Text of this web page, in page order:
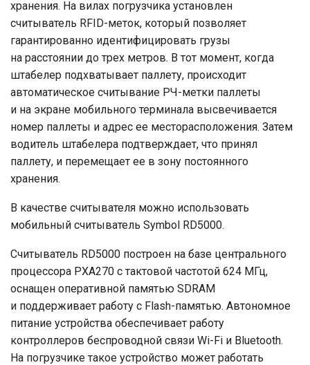
хранения. На вилах погрузчика установлен
считыватель RFID-меток, который позволяет
гарантированно идентифицировать грузы
на расстоянии до трех метров. В тот момент, когда
штабелер подхватывает паллету, происходит
автоматическое считывание РЧ-метки паллеты
и на экране мобильного терминала высвечивается
номер паллеты и адрес ее месторасположения. Затем
водитель штабелера подтверждает, что принял
паллету, и перемещает ее в зону постоянного
хранения.
В качестве считывателя можно использовать
мобильный считыватель Symbol RD5000.
Считыватель RD5000 построен на базе центрального
процессора PXA270 с тактовой частотой 624 МГц,
оснащен оперативной памятью SDRAM
и поддерживает работу с Flash-памятью. Автономное
питание устройства обеспечивает работу
контроллеров беспроводной связи Wi-Fi и Bluetooth.
На погрузчике такое устройство может работать